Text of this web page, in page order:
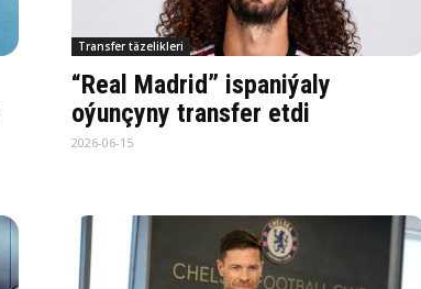
Transfer täzelikleri
“Real Madrid” ispaniýaly
oýunçyny transfer etdi
2026-06-15